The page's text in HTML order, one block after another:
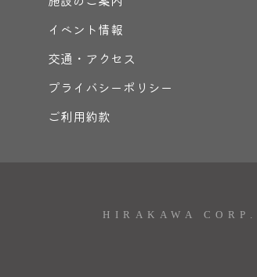
イベント情報
交通・アクセス
プライバシーポリシー
ご利用約款
HIRAKAWA CORP.